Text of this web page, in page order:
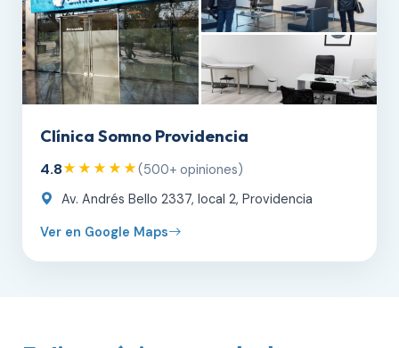
Clínica Somno Providencia
4.8★★★★★(500+ opiniones)
Av. Andrés Bello 2337, local 2, Providencia
Ver en Google Maps